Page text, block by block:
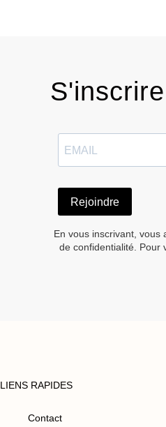
Rejoindre
En vous inscrivant, vous
de confidentialité. Pour
LIENS RAPIDES
Contact